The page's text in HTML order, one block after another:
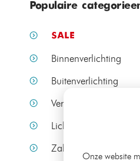
Populaire
SALE
Binnenverlichting
Buitenverlichting
Verlichting per ruimte
Lichtbronnen
Zakelijke verlichting
Onze website